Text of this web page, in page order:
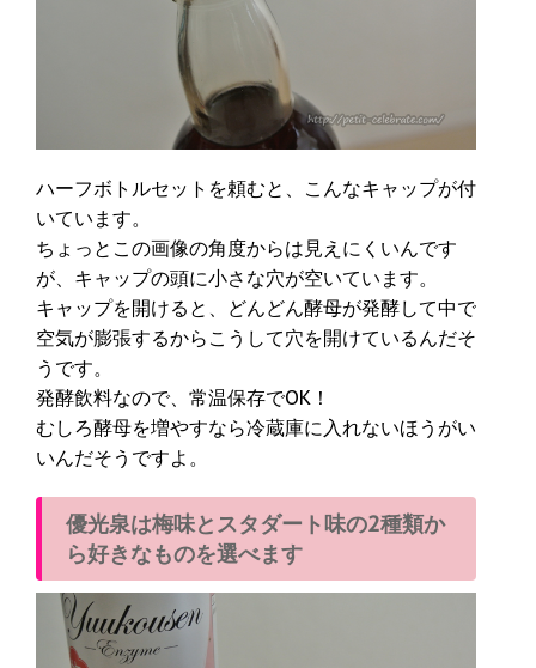
ハーフボトルセットを頼むと、こんなキャップが付
いています。
ちょっとこの画像の角度からは見えにくいんです
が、キャップの頭に小さな穴が空いています。
キャップを開けると、どんどん酵母が発酵して中で
空気が膨張するからこうして穴を開けているんだそ
うです。
発酵飲料なので、常温保存でOK！
むしろ酵母を増やすなら冷蔵庫に入れないほうがい
いんだそうですよ。
優光泉は梅味とスタダート味の2種類か
ら好きなものを選べます